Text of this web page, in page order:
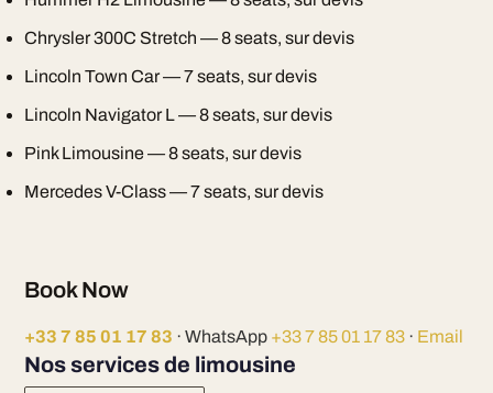
Chrysler 300C Stretch — 8 seats, sur devis
Lincoln Town Car — 7 seats, sur devis
Lincoln Navigator L — 8 seats, sur devis
Pink Limousine — 8 seats, sur devis
Mercedes V-Class — 7 seats, sur devis
Book Now
+33 7 85 01 17 83 · WhatsApp +33 7 85 01 17 83· Email
Nos services de limousine